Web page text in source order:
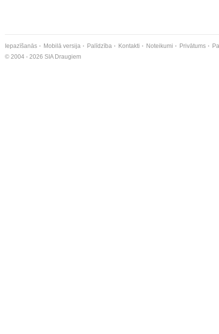
Iepazīšanās Mobilā versija Palīdzība Kontakti Noteikumi Privātums
© 2004 - 2026 SIA Draugiem